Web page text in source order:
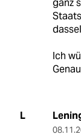
ganz
Ich
L